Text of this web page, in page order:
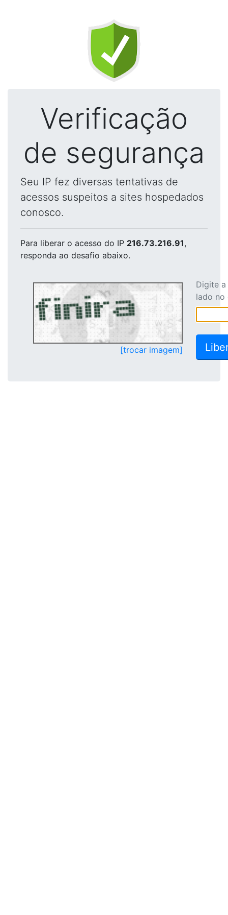
Verificação
de segurança
Seu IP fez diversas tentativas de
acessos suspeitos a sites hospedados
conosco.
Para liberar o acesso do IP 216.73.216.91,
responda ao desafio abaixo.
[trocar imagem]
Digite
lado no